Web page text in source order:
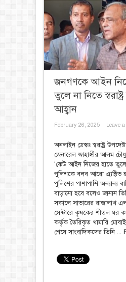
জনগণকে আইন
তুলে না নিতে
আহ্বান
February 26, 2025 Leave
অনলাইন ডেস্কঃ স্বরাষ্ট্র
জেনারেল জাহাঙ্গীর আলম
‘কেউ আইন নিজের হাতে
পুলিশকে বলব আরো এ্যক্টিভ
পুলিশের পাশাপাশি অন্যান্য
বাড়ানো হবে বলেও জানান
সকালে সাভারের রাজালাখ
সেন্টারে কৃষকের শীতল ঘর
কর্তৃক তৈরিকৃত খামারি
শেষে সাংবাদিকদের তিনি ...